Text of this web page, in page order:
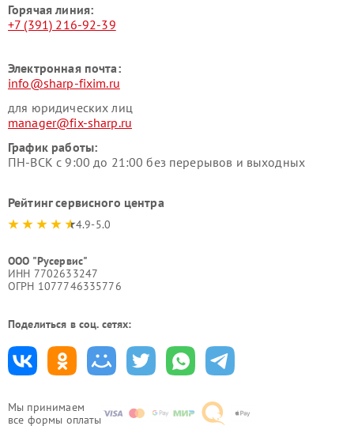
Мы принимаем
все формы оплаты
Горячая линия:
+7 (391) 216-92-39
Электронная почта:
info@sharp-fixim.ru
для юридических лиц
manager@fix-sharp.ru
График работы:
ПН-ВСК с 9:00 до 21:00 без перерывов и выходных
Рейтинг сервисного центра
4.9-5.0
ООО "Русервис"
ИНН 7702633247
ОГРН 1077746335776
Поделиться в соц. сетях: